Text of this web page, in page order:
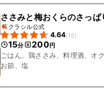
ささみと梅おくらのさっぱ
クラシル公式
4.64(15)
15分 200円
ごはん、鶏ささみ、料理酒、オ
お節、塩